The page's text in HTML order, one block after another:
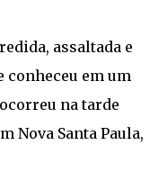
assaltada e
conheceu em um
na tarde
Nova Santa Paula,